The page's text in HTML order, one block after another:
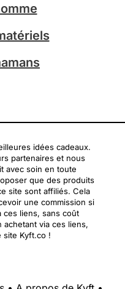
idées cadeaux.
partenaires et nous
avec soin en toute
que des produits
site sont affiliés. Cela
une commission si
ces liens, sans coût
via ces liens,
site Kyft.co !